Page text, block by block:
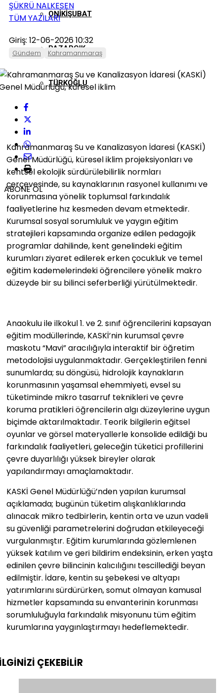
ONIKIŞUBAT
PAZARCIK
TÜRKOĞLU
ŞÜKRÜ NALKESEN
TÜM YAZILARI
Giriş: 12-06-2026 10:32
Gündem Kahramanmaraş
ABONE OL
Kahramanmaraş Su ve Kanalizasyon İdaresi (KASKİ)
Genel Müdürlüğü, küresel iklim projeksiyonları ve
kentsel ekolojik sürdürülebilirlik normları
çerçevesinde, su kaynaklarının rasyonel kullanımı ve
korunmasına yönelik toplumsal farkındalık
faaliyetlerine hız kesmeden devam etmektedir.
Kurumsal sosyal sorumluluk ve yaygın eğitim
stratejileri kapsamında organize edilen pedagojik
programlar dahilinde, kent genelindeki eğitim
kurumları ziyaret edilerek erken çocukluk ve temel
eğitim kademelerindeki öğrencilere yönelik makro
düzeyde bir su bilinci seferberliği yürütülmektedir.
Anaokulu ile ilkokul 1. ve 2. sınıf öğrencilerini kapsayan
eğitim modüllerinde, KASKİ’nin kurumsal çevre
maskotu “Mavi” aracılığıyla interaktif bir öğretim
metodolojisi uygulanmaktadır. Gerçekleştirilen fenni
sunumlarda; su döngüsü, hidrolojik kaynakların
korunmasının yaşamsal ehemmiyeti, evsel su
tüketiminde mikro tasarruf teknikleri ve çevre
koruma pratikleri öğrencilerin algı düzeylerine uygun
biçimde aktarılmaktadır. Teorik bilgilerin eğitsel
oyunlar ve görsel materyallerle konsolide edildiği bu
farkındalık faaliyetleri, geleceğin tüketici profillerini
çevre duyarlılığı yüksek bireyler olarak
yapılandırmayı amaçlamaktadır.
KASKİ Genel Müdürlüğü’nden yapılan kurumsal
açıklamada; bugünün tüketim alışkanlıklarında
alınacak mikro tedbirlerin, kentin orta ve uzun vadeli
su güvenliği parametrelerini doğrudan etkileyeceği
vurgulanmıştır. Eğitim kurumlarında gözlemlenen
yüksek katılım ve geri bildirim endeksinin, erken yaşta
edinilen çevre bilincinin kalıcılığını tescillediği beyan
edilmiştir. İdare, kentin su şebekesi ve altyapı
yatırımlarını sürdürürken, somut olmayan kamusal
hizmetler kapsamında su envanterinin korunması
sorumluluğuyla farkındalık misyonunu tüm eğitim
kurumlarına yaygınlaştırmayı hedeflemektedir.
ÇEKEBİLİR